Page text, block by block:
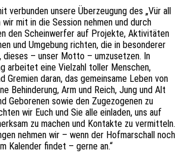
verbunden unsere Überzeugung des „Vür all
mit in die Session nehmen und durch
den Scheinwerfer auf Projekte, Aktivitäten
und Umgebung richten, die in besonderer
dieses – unser Motto – umzusetzen. In
arbeitet eine Vielzahl toller Menschen,
Gremien daran, das gemeinsame Leben von
Behinderung, Arm und Reich, Jung und Alt
Geborenen sowie den Zugezogenen zu
wir Euch und Sie alle einladen, uns auf
zu machen und Kontakte zu vermitteln.
nehmen wir – wenn der Hofmarschall noch
Kalender findet – gerne an.“